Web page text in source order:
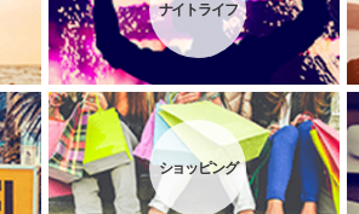
ナイトライフ
ショッピング